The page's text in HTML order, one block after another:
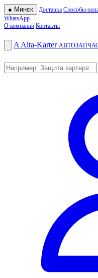
● Минск Доставка Способы
WhatsApp
О компании Контакты
A Alta-Karter